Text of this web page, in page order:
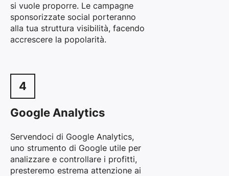
si vuole proporre. Le campagne
sponsorizzate social porteranno
alla tua struttura visibilità, facendo
accrescere la popolarità.
4
Google Analytics
Servendoci di Google Analytics,
uno strumento di Google utile per
analizzare e controllare i profitti,
presteremo estrema attenzione ai